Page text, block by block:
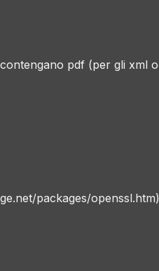
pdf (per gli xml o
packages/openssl.htm)